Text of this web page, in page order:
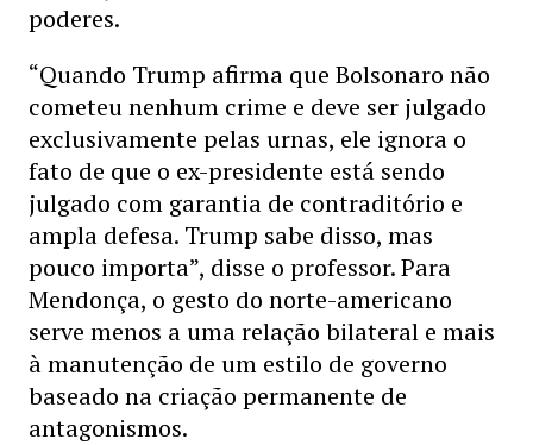
poderes.
“Quando Trump afirma que Bolsonaro não
cometeu nenhum crime e deve ser julgado
exclusivamente pelas urnas, ele ignora o
fato de que o ex-presidente está sendo
julgado com garantia de contraditório e
ampla defesa. Trump sabe disso, mas
pouco importa”, disse o professor. Para
Mendonça, o gesto do norte-americano
serve menos a uma relação bilateral e mais
à manutenção de um estilo de governo
baseado na criação permanente de
antagonismos.